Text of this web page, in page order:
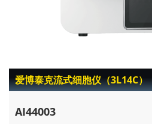
爱博泰克流式细胞仪（3L14C）
AI44003